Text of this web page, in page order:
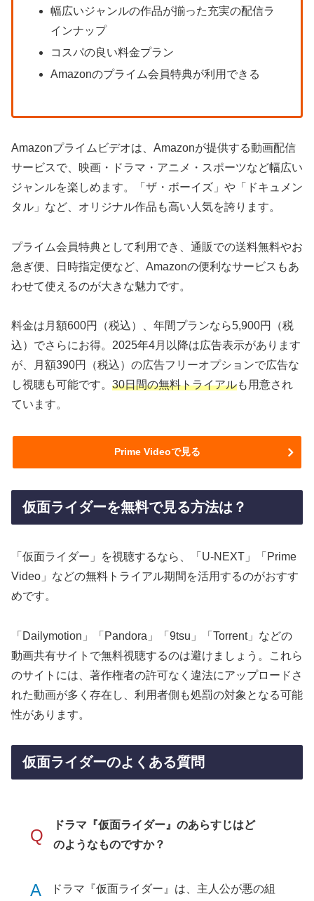
幅広いジャンルの作品が揃った充実の配信ラ
インナップ
コスパの良い料金プラン
Amazonのプライム会員特典が利用できる
Amazonプライムビデオは、Amazonが提供する動画配信
サービスで、映画・ドラマ・アニメ・スポーツなど幅広い
ジャンルを楽しめます。「ザ・ボーイズ」や「ドキュメン
タル」など、オリジナル作品も高い人気を誇ります。
プライム会員特典として利用でき、通販での送料無料やお
急ぎ便、日時指定便など、Amazonの便利なサービスもあ
わせて使えるのが大きな魅力です。
料金は月額600円（税込）、年間プランなら5,900円（税
込）でさらにお得。2025年4月以降は広告表示があります
が、月額390円（税込）の広告フリーオプションで広告な
し視聴も可能です。 30日間の無料トライアルも用意され
ています。
Prime Videoで見る
仮面ライダーを無料で見る方法は？
「仮面ライダー」を視聴するなら、「U-NEXT」「Prime
Video」などの無料トライアル期間を活用するのがおすす
めです。
「Dailymotion」「Pandora」「9tsu」「Torrent」などの
動画共有サイトで無料視聴するのは避けましょう。これら
のサイトには、著作権者の許可なく違法にアップロードさ
れた動画が多く存在し、利用者側も処罰の対象となる可能
性があります。
仮面ライダーのよくある質問
Q
ドラマ『仮面ライダー』のあらすじはど
のようなものですか？
A
ドラマ『仮面ライダー』は、主人公が悪の組